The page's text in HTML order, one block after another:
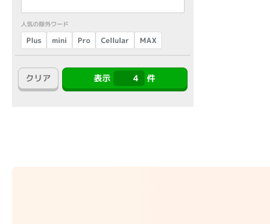
人気の除外ワード
Plus mini Pro Cellular MAX
クリア 表示 4 件
新品/未使用 中古 新品
アウトレット